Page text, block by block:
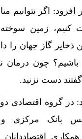
اگر نتوانیم
کنیم، زمین
ذخایر گاز جهان را
چون درمان
دست نزنید.
در گروه اقتصادی
بانک مرکزی
همکاری